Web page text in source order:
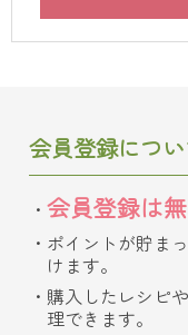
会員登録につ
会員登録は無
ポイントが貯ま
けます。
購入したレシピ
理できます。